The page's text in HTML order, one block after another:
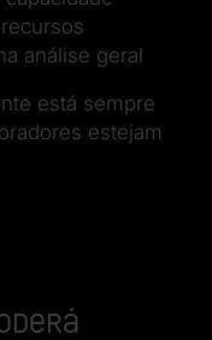
análise geral
está sempre
estejam